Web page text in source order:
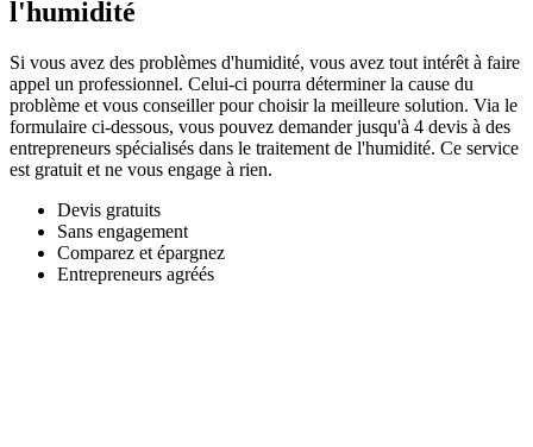
l'humidité
Si vous avez des problèmes d'humidité, vous avez tout intérêt à faire
appel un professionnel. Celui-ci pourra déterminer la cause du
problème et vous conseiller pour choisir la meilleure solution. Via le
formulaire ci-dessous, vous pouvez demander jusqu'à 4 devis à des
entrepreneurs spécialisés dans le traitement de l'humidité. Ce service
est gratuit et ne vous engage à rien.
Devis gratuits
Sans engagement
Comparez et épargnez
Entrepreneurs agréés